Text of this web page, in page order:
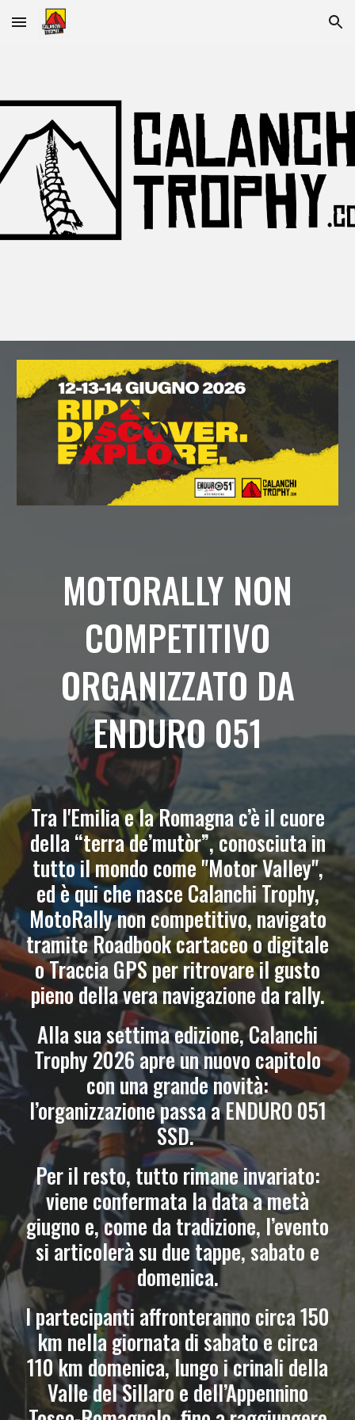
Skip to main content Skip to navigation
MOTORALLY NON
COMPETITIVO
ORGANIZZATO DA
ENDURO 051
Tra l'Emilia e la Romagna c’è il cuore
della “terra de’mutòr”, conosciuta in
tutto il mondo come "Motor Valley",
ed è qui chenasce Calanchi Trophy,
MotoRally non competitivo, navigato
tramiteRoadbook cartaceoodigitale
o Traccia GPSper ritrovare il gusto
pieno della vera navigazione da rally.
Alla sua settima edizione, Calanchi
Trophy 2026 apre un nuovo capitolo
con una grande novità:
l’organizzazione passa a ENDURO 051
SSD.
Per il resto, tutto rimane invariato:
viene confermata la data a metà
giugno e, come da tradizione, l’evento
si articolerà su due tappe, sabato e
domenica.
I partecipanti affronteranno circa 150
km nella giornata di sabato e circa
110 km domenica, lungo i crinali della
Valle del Sillaro e dell’Appennino